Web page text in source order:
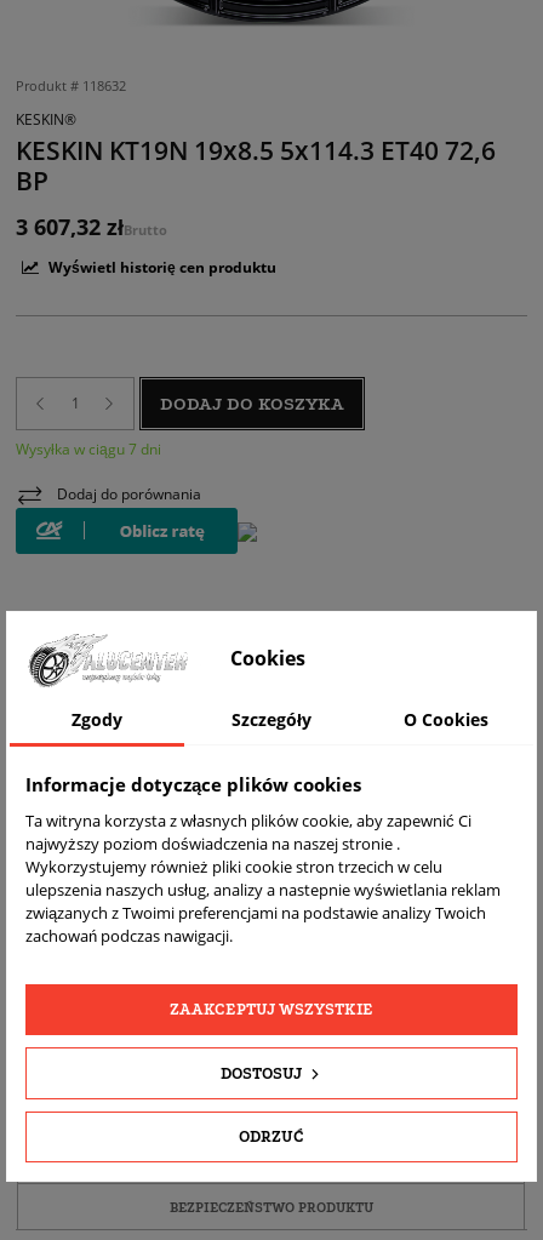
Produkt # 118632
KESKIN®
KESKIN KT19N 19x8.5 5x114.3 ET40 72,6
BP
3 607,32 złBrutto
Wyświetl historię cen produktu
DODAJ DO KOSZYKA
Wysyłka w ciągu 7 dni
Dodaj do porównania
WIZUALIZACJA NA AUCIE
DARMOWA
BEZPŁATNY
PRODUKTU
SZCZEGÓŁY PRODUKTU
OPIS
DOPASOWANIE
BEZPIECZEŃSTWO PRODUKTU
Cookies
Zgody Szczegóły O Cookies
Informacje dotyczące plików cookies
Ta witryna korzysta z własnych plików cookie, aby zapewnić Ci
najwyższy poziom doświadczenia na naszej stronie .
Wykorzystujemy również pliki cookie stron trzecich w celu
ulepszenia naszych usług, analizy a nastepnie wyświetlania reklam
związanych z Twoimi preferencjami na podstawie analizy Twoich
zachowań podczas nawigacji.
ODRZUĆ
DOSTOSUJ
ZAAKCEPTUJ WSZYSTKIE